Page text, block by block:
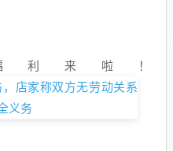
利来啦！